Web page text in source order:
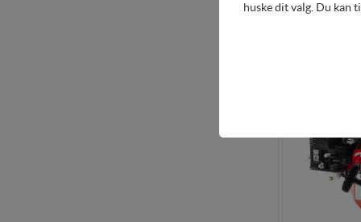
huske dit valg. Du kan
Tekniske cookies er
Statistik
Statistik-cookies
besøgsstatistik om